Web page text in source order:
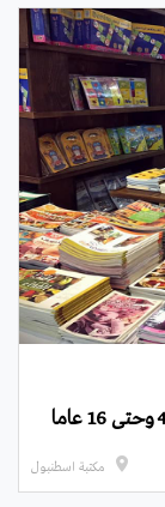
مكتبة اسطنبول